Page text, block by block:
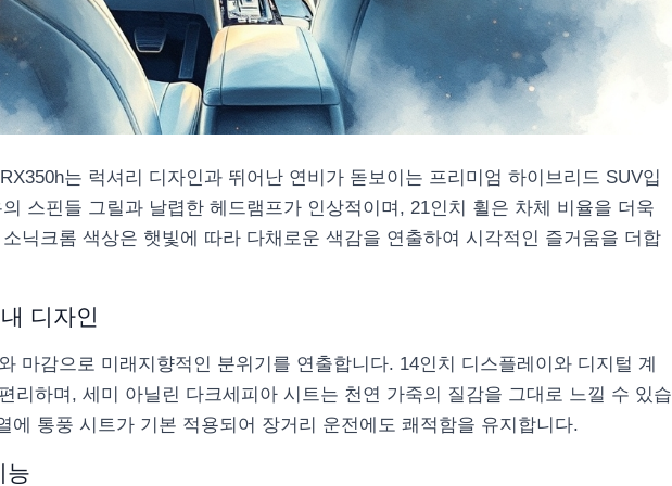
는 럭셔리 디자인과 뛰어난 연비가 돋보이는 프리미엄 하이브리드 SUV입
스핀들 그릴과 날렵한 헤드램프가 인상적이며, 21인치 휠은 차체 비율을 더욱
닉크롬 색상은 햇빛에 따라 다채로운 색감을 연출하여 시각적인 즐거움을 더합
디자인
마감으로 미래지향적인 분위기를 연출합니다. 14인치 디스플레이와 디지털 계
리하며, 세미 아닐린 다크세피아 시트는 천연 가죽의 질감을 그대로 느낄 수 있습
에 통풍 시트가 기본 적용되어 장거리 운전에도 쾌적함을 유지합니다.
능